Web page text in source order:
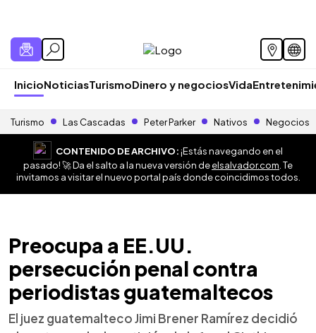
InicioNoticiasTurismoDinero y negociosVida
Turismo Las Cascadas Peter Parker Nativos Negocios
CONTENIDO DE ARCHIVO:¡Estás navegando en el
pasado! 🚀 Da el salto a la nueva versión deelsalvador.com . Te
invitamos a visitar el nuevo portal país donde coincidimos todos.
Preocupa a EE.UU.
persecución penal contra
periodistas guatemaltecos
El juez guatemalteco Jimi Brener Ramírez decidió